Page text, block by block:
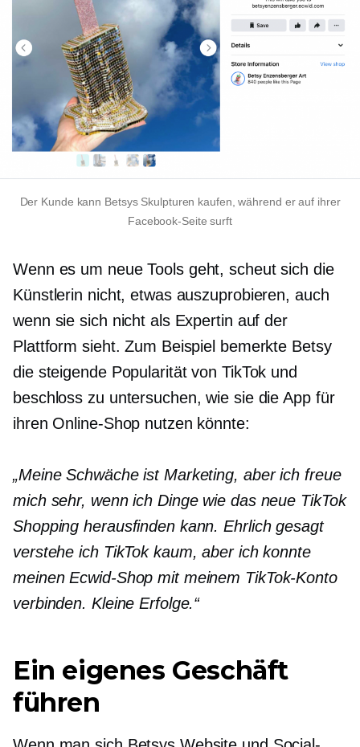
Der Kunde kann Betsys Skulpturen kaufen, während er auf ihrer
Facebook-Seite surft
Wenn es um neue Tools geht, scheut sich die
Künstlerin nicht, etwas auszuprobieren, auch
wenn sie sich nicht als Expertin auf der
Plattform sieht. Zum Beispiel bemerkte Betsy
die steigende Popularität von TikTok und
beschloss zu untersuchen, wie sie die App für
ihren Online-Shop nutzen könnte:
„Meine Schwäche ist Marketing, aber ich freue
mich sehr, wenn ich Dinge wie das neue TikTok
Shopping herausfinden kann. Ehrlich gesagt
verstehe ich TikTok kaum, aber ich konnte
meinen Ecwid-Shop mit meinem TikTok-Konto
verbinden. Kleine Erfolge.“
Ein eigenes Geschäft
führen